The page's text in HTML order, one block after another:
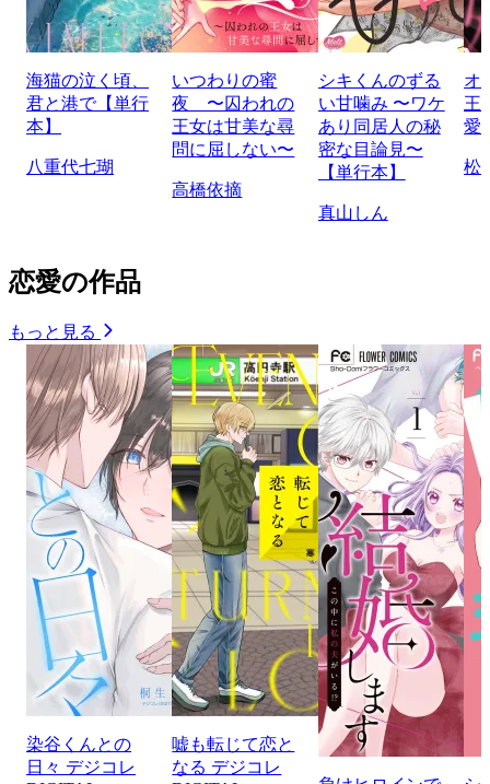
海猫の泣く頃、
君と港で【単行
本】
八重代七瑚
いつわりの蜜
夜 〜囚われの
王女は甘美な尋
問に屈しない〜
高橋依摘
シキくんのずる
い甘噛み 〜ワケ
あり同居人の秘
密な目論見〜
【単行本】
真山しん
オ
王
愛
松
恋愛の作品
もっと見る
染谷くんとの
日々 デジコレ
嘘も転じて恋と
なる デジコレ